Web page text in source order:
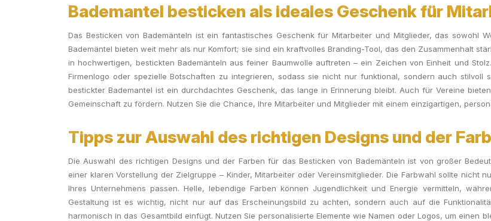
Bademantel besticken als ideales Geschenk für
Das Besticken von Bademänteln ist ein fantastisches Geschenk für Mitarbeiter und Mitglieder, das sowohl
Bademäntel bieten weit mehr als nur Komfort; sie sind ein kraftvolles Branding-Tool, das den Zusammenhalt
in hochwertigen, bestickten Bademänteln aus feiner Baumwolle auftreten – ein Zeichen von Einheit und
Firmenlogo oder spezielle Botschaften zu integrieren, sodass sie nicht nur funktional, sondern auch stilvoll
bestickter Bademantel ist ein durchdachtes Geschenk, das lange in Erinnerung bleibt. Auch für Vereine
Gemeinschaft zu fördern. Nutzen Sie die Chance, Ihre Mitarbeiter und Mitglieder mit einem einzigartigen,
Tipps zur Auswahl des richtigen Designs und der
Die Auswahl des richtigen Designs und der Farben für das Besticken von Bademänteln ist von großer
einer klaren Vorstellung der Zielgruppe – Kinder, Mitarbeiter oder Vereinsmitglieder. Die Farbwahl sollte nicht
Ihres Unternehmens passen. Helle, lebendige Farben können Jugendlichkeit und Energie vermitteln,
Gestaltung ist es wichtig, nicht nur auf das Erscheinungsbild zu achten, sondern auch auf die
harmonisch in das Gesamtbild einfügt. Nutzen Sie personalisierte Elemente wie Namen oder Logos, um einen